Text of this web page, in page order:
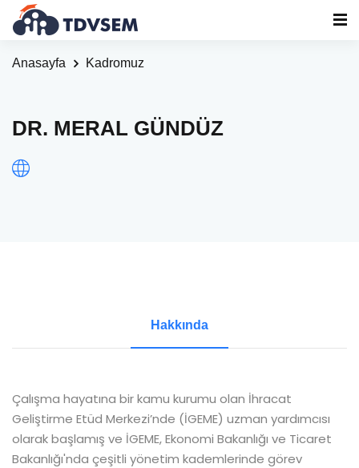
Anasayfa Kadromuz
DR. MERAL GÜNDÜZ
Hakkında
Çalışma hayatına bir kamu kurumu olan İhracat
Geliştirme Etüd Merkezi’nde (İGEME) uzman yardımcısı
olarak başlamış ve İGEME, Ekonomi Bakanlığı ve Ticaret
Bakanlığı'nda çeşitli yönetim kademlerinde görev